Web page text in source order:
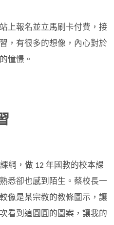
上報名並立馬刷卡付費，接
，有很多的想像，內心對於
憧憬。
綱，做 12 年國教的校本課
悉卻也感到陌生。蔡校長一
像是某宗教的教條圖示，讓
看到這圓圓的圖案，讓我的